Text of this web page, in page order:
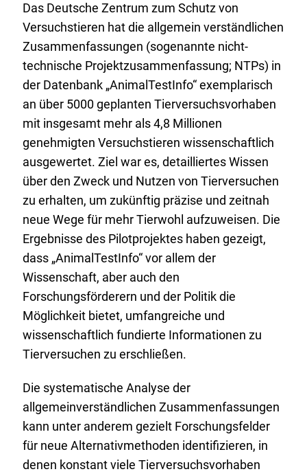
r
n
e
r
L
i
n
k
:
Das Deutsche Zentrum zum Schutz von
Versuchstieren hat die allgemein verständlichen
Zusammenfassungen (sogenannte nicht-
technische Projektzusammenfassung; NTPs) in
der Datenbank „AnimalTestInfo“ exemplarisch
an über 5000 geplanten Tierversuchsvorhaben
mit insgesamt mehr als 4,8 Millionen
genehmigten Versuchstieren wissenschaftlich
ausgewertet. Ziel war es, detailliertes Wissen
über den Zweck und Nutzen von Tierversuchen
zu erhalten, um zukünftig präzise und zeitnah
neue Wege für mehr Tierwohl aufzuweisen. Die
Ergebnisse des Pilotprojektes haben gezeigt,
dass „AnimalTestInfo“ vor allem der
Wissenschaft, aber auch den
Forschungsförderern und der Politik die
Möglichkeit bietet, umfangreiche und
wissenschaftlich fundierte Informationen zu
Tierversuchen zu erschließen.
Die systematische Analyse der
allgemeinverständlichen Zusammenfassungen
kann unter anderem gezielt Forschungsfelder
für neue Alternativmethoden identifizieren, in
denen konstant viele Tierversuchsvorhaben